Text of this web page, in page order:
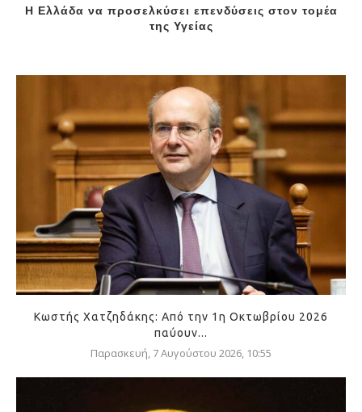
Η Ελλάδα να προσελκύσει επενδύσεις στον τομέα
της Υγείας
Κωστής Χατζηδάκης: Από την 1η Οκτωβρίου 2026
παύουν...
Παρασκευή, 7 Αυγούστου 2026, 10:55